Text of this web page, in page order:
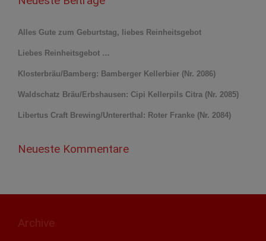
Alles Gute zum Geburtstag, liebes Reinheitsgebot
Liebes Reinheitsgebot …
Klosterbräu/Bamberg: Bamberger Kellerbier (Nr. 2086)
Waldschatz Bräu/Erbshausen: Cipi Kellerpils Citra (Nr. 2085)
Libertus Craft Brewing/Untererthal: Roter Franke (Nr. 2084)
Neueste Kommentare
Archive